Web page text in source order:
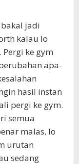
jadi
kalau lo
ke gym
apa-
hasil instan
pergi ke gym.
semua
malas, lo
urutan
sedang